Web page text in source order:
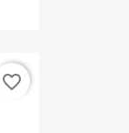
favorite_border